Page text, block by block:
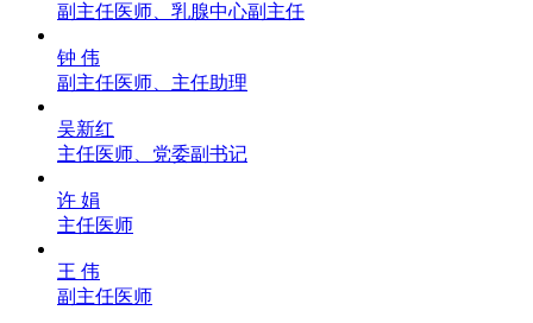
副主任医师、乳腺中心副主任
钟 伟
副主任医师、主任助理
吴新红
主任医师、党委副书记
许 娟
主任医师
王 伟
副主任医师